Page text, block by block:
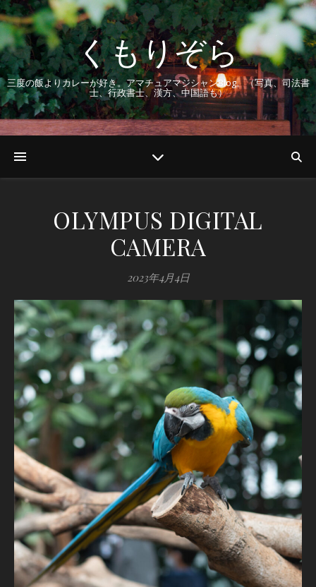
くもりぞら
三度の飯よりカレーが好き。アマチュアマジシャンBlog。（写真、司法書
士、行政書士、漢方、中国語も）
OLYMPUS DIGITAL
CAMERA
2023年4月4日